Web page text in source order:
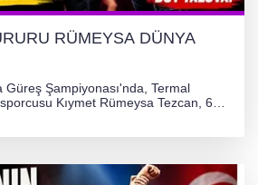
RÜMEYSA DÜNYA
Güreş Şampiyonası'nda, Termal
Kıymet Rümeysa Tezcan, 69